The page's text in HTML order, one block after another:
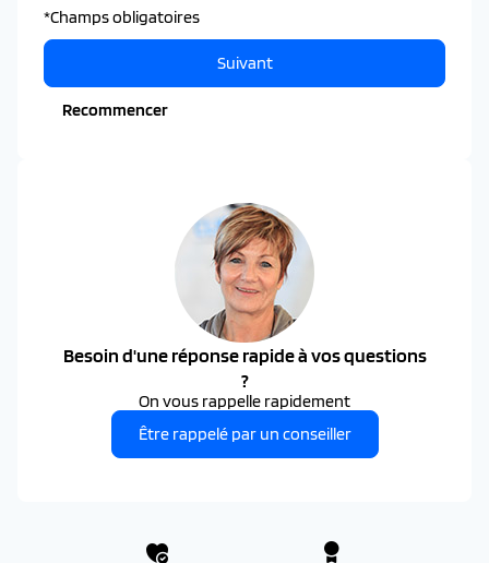
*Champs obligatoires
Recommencer
Suivant
Besoin d'une réponse rapide à vos questions
?
On vous rappelle rapidement
Être rappelé par un conseiller